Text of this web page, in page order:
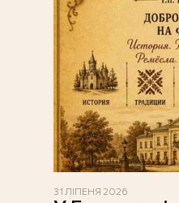
31 ЛІПЕНЯ 2026